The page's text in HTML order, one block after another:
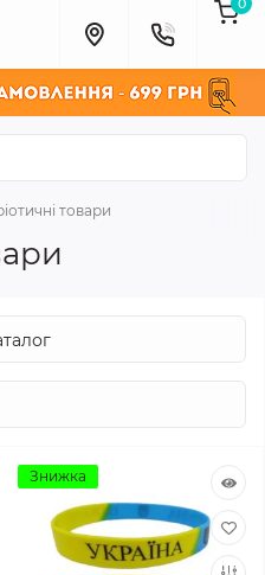
товари
Знижка